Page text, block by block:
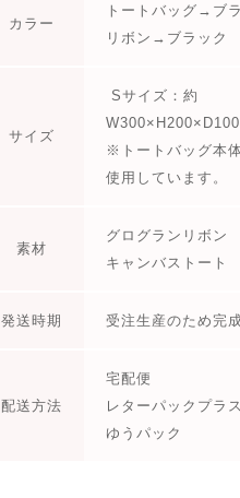
カラー
トートバッグ→ブ
リボン→ブラック
サイズ
Sサイズ：約
※トートバッグ本
使用しています。
素材
グログランリボン
キャンバストート
発送時期 受注生産のため完
配送方法
宅配便
レターパックプラ
ゆうパック